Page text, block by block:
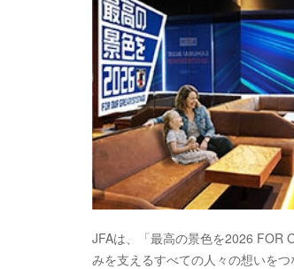
JFAは、「最高の景色を2026 FOR
みを支えるすべての人々の想いを